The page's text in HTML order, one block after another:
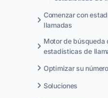
Comenzar con
llamadas
Motor de búsqueda
estadísticas de
Optimizar su
Soluciones